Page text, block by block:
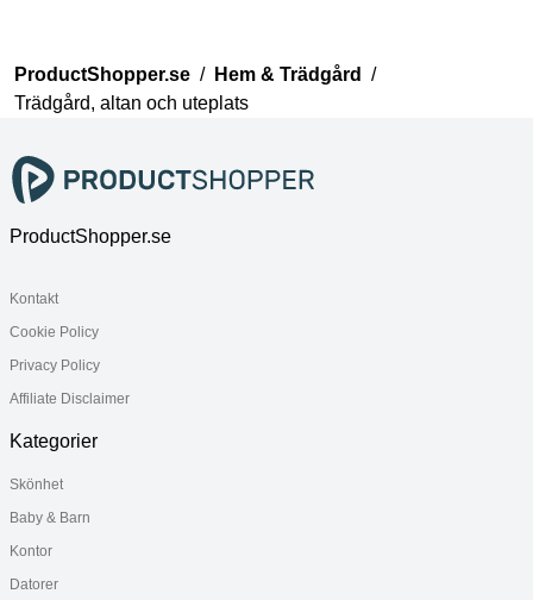
ProductShopper.se / Hem & Trädgård
/
Trädgård, altan och uteplats
ProductShopper.se
Kontakt
Cookie Policy
Privacy Policy
Affiliate Disclaimer
Kategorier
Skönhet
Baby & Barn
Kontor
Datorer